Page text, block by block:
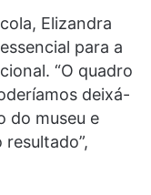
Elizandra
para a
“O quadro
deixá-
do museu e